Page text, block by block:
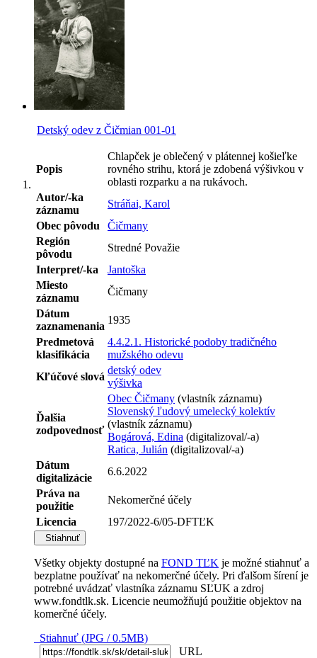
Detský odev z Čičmian 001-01
Popis
Chlapček je oblečený v plátennej košieľke
rovného strihu, ktorá je zdobená výšivkou v
oblasti rozparku a na rukávoch.
Autor/-ka
záznamu
Stráňai, Karol
Obec pôvodu
Čičmany
Región
pôvodu
Stredné Považie
Interpret/-ka
Jantoška
Miesto
záznamu
Čičmany
Dátum
zaznamenania
1935
Predmetová
klasifikácia
4.4.2.1. Historické podoby tradičného
mužského odevu
Kľúčové slová
detský odev
výšivka
Ďalšia
zodpovednosť
Obec Čičmany (vlastník záznamu)
Slovenský ľudový umelecký kolektív
(vlastník záznamu)
Bogárová, Edina (digitalizoval/-a)
Ratica, Julián (digitalizoval/-a)
Dátum
digitalizácie
6.6.2022
Práva na
použitie
Nekomerčné účely
Licencia
197/2022-6/05-DFTĽK
Stiahnuť
Všetky objekty dostupné na FOND TĽK je možné stiahnuť a
bezplatne používať na nekomerčné účely. Pri ďalšom šírení je
potrebné uvádzať vlastníka záznamu SĽUK a zdroj
www.fondtlk.sk. Licencie neumožňujú použitie objektov na
komerčné účely.
Stiahnuť (JPG / 0.5MB)
URL